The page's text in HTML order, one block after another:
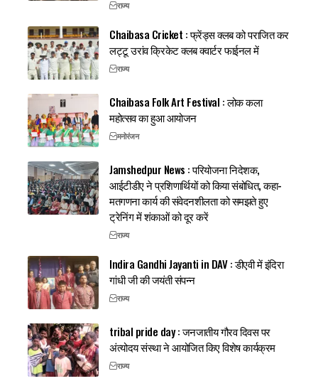
राज्य
Chaibasa Cricket : फ्रेंड्स क्लब को पराजित कर
लट्टू उरांव क्रिकेट क्लब क्वार्टर फाईनल में
राज्य
Chaibasa Folk Art Festival : लोक कला
महोत्सव का हुआ आयोजन
मनोरंजन
Jamshedpur News : परियोजना निदेशक,
आईटीडीए ने प्रशिणार्थियों को किया संबोधित, कहा-
मतगणना कार्य की संवेदनशीलता को समझते हुए
ट्रेनिंग में शंकाओं को दूर करें
राज्य
Indira Gandhi Jayanti in DAV : डीएवी में इंदिरा
गांधी जी की जयंती संपन्न
राज्य
tribal pride day : जनजातीय गौरव दिवस पर
अंत्योदय संस्था ने आयोजित किए विशेष कार्यक्रम
राज्य